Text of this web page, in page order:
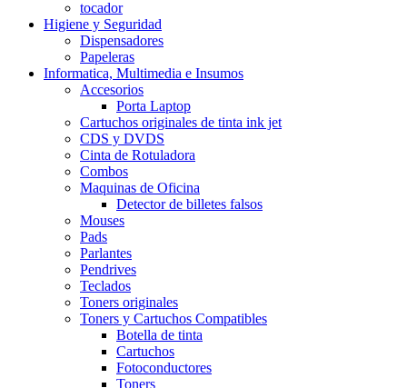
tocador
Higiene y Seguridad
Dispensadores
Papeleras
Informatica, Multimedia e Insumos
Accesorios
Porta Laptop
Cartuchos originales de tinta ink jet
CDS y DVDS
Cinta de Rotuladora
Combos
Maquinas de Oficina
Detector de billetes falsos
Mouses
Pads
Parlantes
Pendrives
Teclados
Toners originales
Toners y Cartuchos Compatibles
Botella de tinta
Cartuchos
Fotoconductores
Toners